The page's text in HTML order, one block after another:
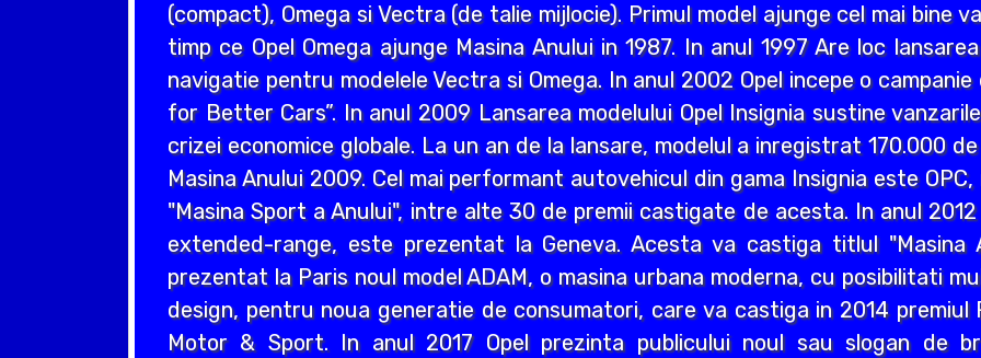
(compact), Omega si Vectra (de talie mijlocie). Primul model ajunge cel mai bine
timp ce Opel Omega ajunge Masina Anului in 1987. In anul 1997 Are loc
navigatie pentru modelele Vectra si Omega. In anul 2002 Opel incepe o campanie
for Better Cars”. In anul 2009 Lansarea modelului Opel Insignia sustine
crizei economice globale. La un an de la lansare, modelul a inregistrat 170.000
Masina Anului 2009. Cel mai performant autovehicul din gama Insignia este
"Masina Sport a Anului", intre alte 30 de premii castigate de acesta. In anul
extended-range, este prezentat la Geneva. Acesta va castiga titlul "Masina
prezentat la Paris noul model ADAM, o masina urbana moderna, cu posibilitati
design, pentru noua generatie de consumatori, care va castiga in 2014 premiul
Motor & Sport. In anul 2017 Opel prezinta publicului noul sau slogan de